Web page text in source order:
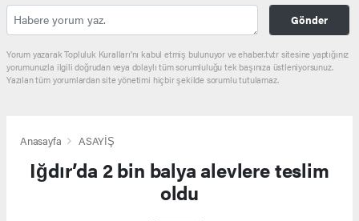
Gönder
Yorum yazarak Topluluk Kuralları’nı kabul etmiş bulunuyor ve ehaber.tv.tr sitesine yaptığınız
yorumunuzla ilgili doğrudan veya dolaylı tüm sorumluluğu tek başınıza üstleniyorsunuz.
Yazılan tüm yorumlardan site yönetimi hiçbir şekilde sorumlu tutulamaz.
Anasayfa ASAYİŞ
Iğdır’da 2 bin balya alevlere teslim
oldu